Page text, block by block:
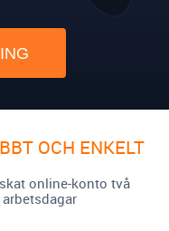
OCH ENKELT
online-konto två